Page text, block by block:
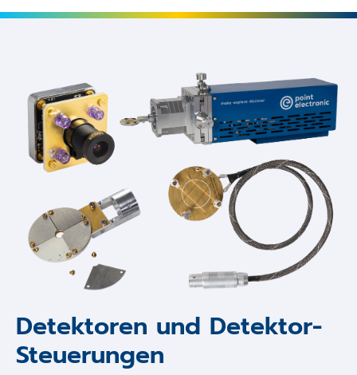
Detektoren und Detektor-
Steuerungen